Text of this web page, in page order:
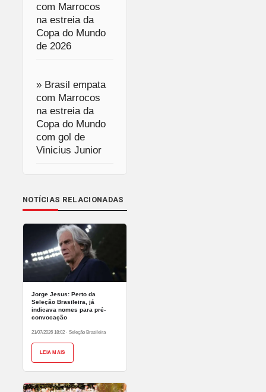
com Marrocos
na estreia da
Copa do Mundo
de 2026
» Brasil empata
com Marrocos
na estreia da
Copa do Mundo
com gol de
Vinicius Junior
NOTÍCIAS RELACIONADAS
Jorge Jesus: Perto da
Seleção Brasileira, já
indicava nomes para pré-
convocação
21/07/2026 18:02 · Seleção Brasileira
LEIA MAIS